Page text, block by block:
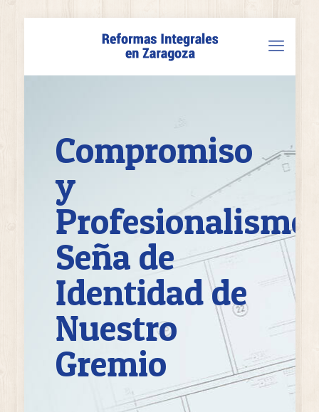
Compromiso
y
Profesionalismo:
Seña de
Identidad de
Nuestro
Gremio